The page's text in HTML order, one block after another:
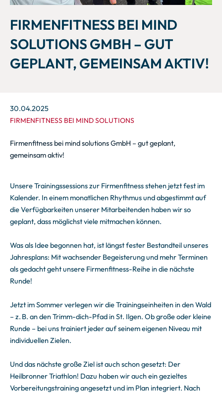
FIRMENFITNESS BEI MIND
SOLUTIONS GMBH – GUT
GEPLANT, GEMEINSAM AKTIV!
30.04.2025
FIRMENFITNESS BEI MIND SOLUTIONS
Firmenfitness bei mind solutions GmbH – gut geplant,
gemeinsam aktiv!
Unsere Trainingssessions zur Firmenfitness stehen jetzt fest im
Kalender. In einem monatlichen Rhythmus und abgestimmt auf
die Verfügbarkeiten unserer Mitarbeitenden haben wir so
geplant, dass möglichst viele mitmachen können.
Was als Idee begonnen hat, ist längst fester Bestandteil unseres
Jahresplans: Mit wachsender Begeisterung und mehr Terminen
als gedacht geht unsere Firmenfitness-Reihe in die nächste
Runde!
Jetzt im Sommer verlegen wir die Trainingseinheiten in den Wald
– z. B. an den Trimm-dich-Pfad in St. Ilgen. Ob große oder kleine
Runde – bei uns trainiert jeder auf seinem eigenen Niveau mit
individuellen Zielen.
Und das nächste große Ziel ist auch schon gesetzt: Der
Heilbronner Triathlon! Dazu haben wir auch ein gezieltes
Vorbereitungstraining angesetzt und im Plan integriert. Nach